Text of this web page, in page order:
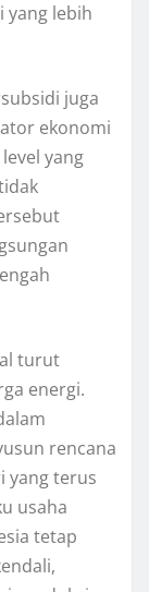
yang lebih
juga
ekonomi
yang
turut
energi.
rencana
yang terus
usaha
tetap